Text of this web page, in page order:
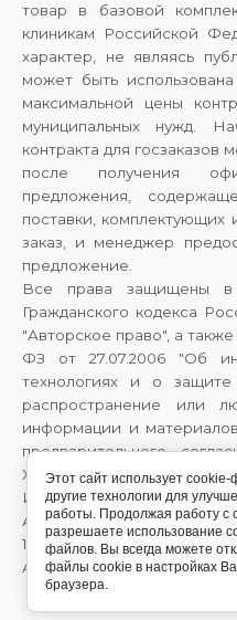
товар в базовой
клиникам Российской
характер, не являясь
может быть
максимальной цены
муниципальных нужд.
контракта для госзаказов
после получения
предложения,
поставки,
заказ, и менеджер
предложение.
Все права защищены в
Гражданского кодекса
"Авторское право", а
ФЗ от 27.07.2006 "Об
технологиях и о защите
распространение или
информации и
предварительного
Хайрулина Галина
Индивидуальный
Александровна,
1147746983603, 143909,
Авиаторов, ул. Летная, д.2,
Этот сайт использует
другие технологии для
работы. Продолжая работу с
разрешаете использование
файлов. Вы всегда можете
файлы cookie в настройках
браузера.